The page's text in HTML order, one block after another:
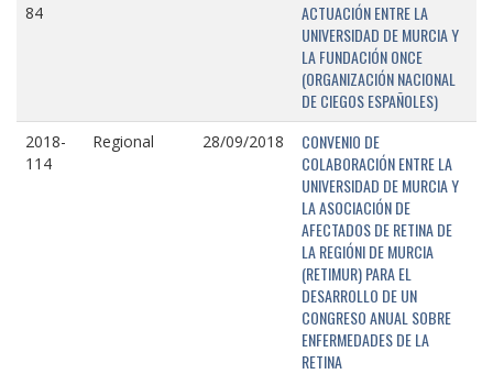
84
ACTUACIÓN ENTRE LA
UNIVERSIDAD DE MURCIA Y
LA FUNDACIÓN ONCE
(ORGANIZACIÓN NACIONAL
DE CIEGOS ESPAÑOLES)
2018-
114
Regional 28/09/2018
CONVENIO DE
COLABORACIÓN ENTRE LA
UNIVERSIDAD DE MURCIA Y
LA ASOCIACIÓN DE
AFECTADOS DE RETINA DE
LA REGIÓNI DE MURCIA
(RETIMUR) PARA EL
DESARROLLO DE UN
CONGRESO ANUAL SOBRE
ENFERMEDADES DE LA
RETINA